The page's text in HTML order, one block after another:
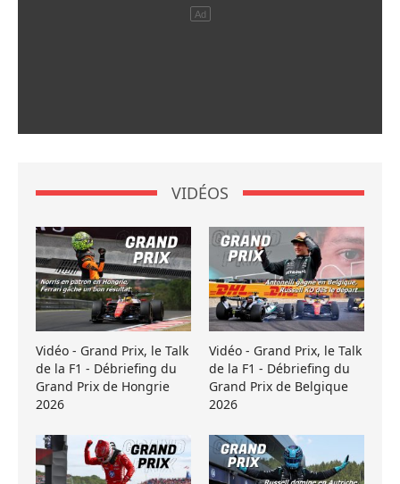
VIDÉOS
Vidéo - Grand Prix, le Talk
de la F1 - Débriefing du
Grand Prix de Hongrie
2026
Vidéo - Grand Prix, le Talk
de la F1 - Débriefing du
Grand Prix de Belgique
2026